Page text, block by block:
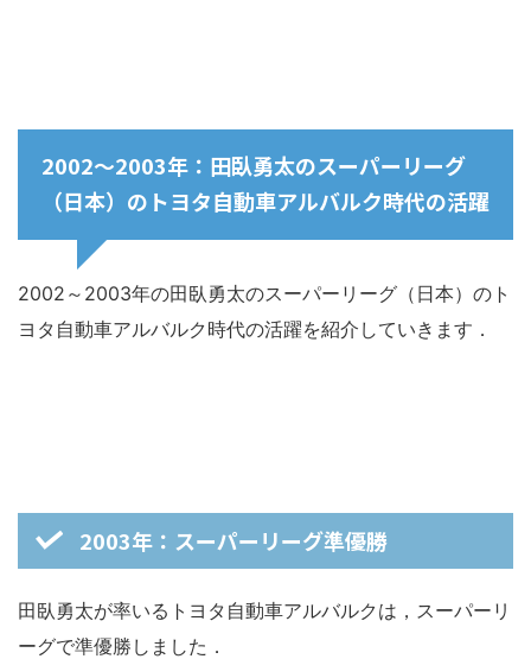
2002～2003年：田臥勇太のスーパーリーグ
（日本）のトヨタ自動車アルバルク時代の活躍
2002～2003年の田臥勇太のスーパーリーグ（日本）のト
ヨタ自動車アルバルク時代の活躍を紹介していきます．
2003年：スーパーリーグ準優勝
田臥勇太が率いるトヨタ自動車アルバルクは，スーパーリ
ーグで準優勝しました．